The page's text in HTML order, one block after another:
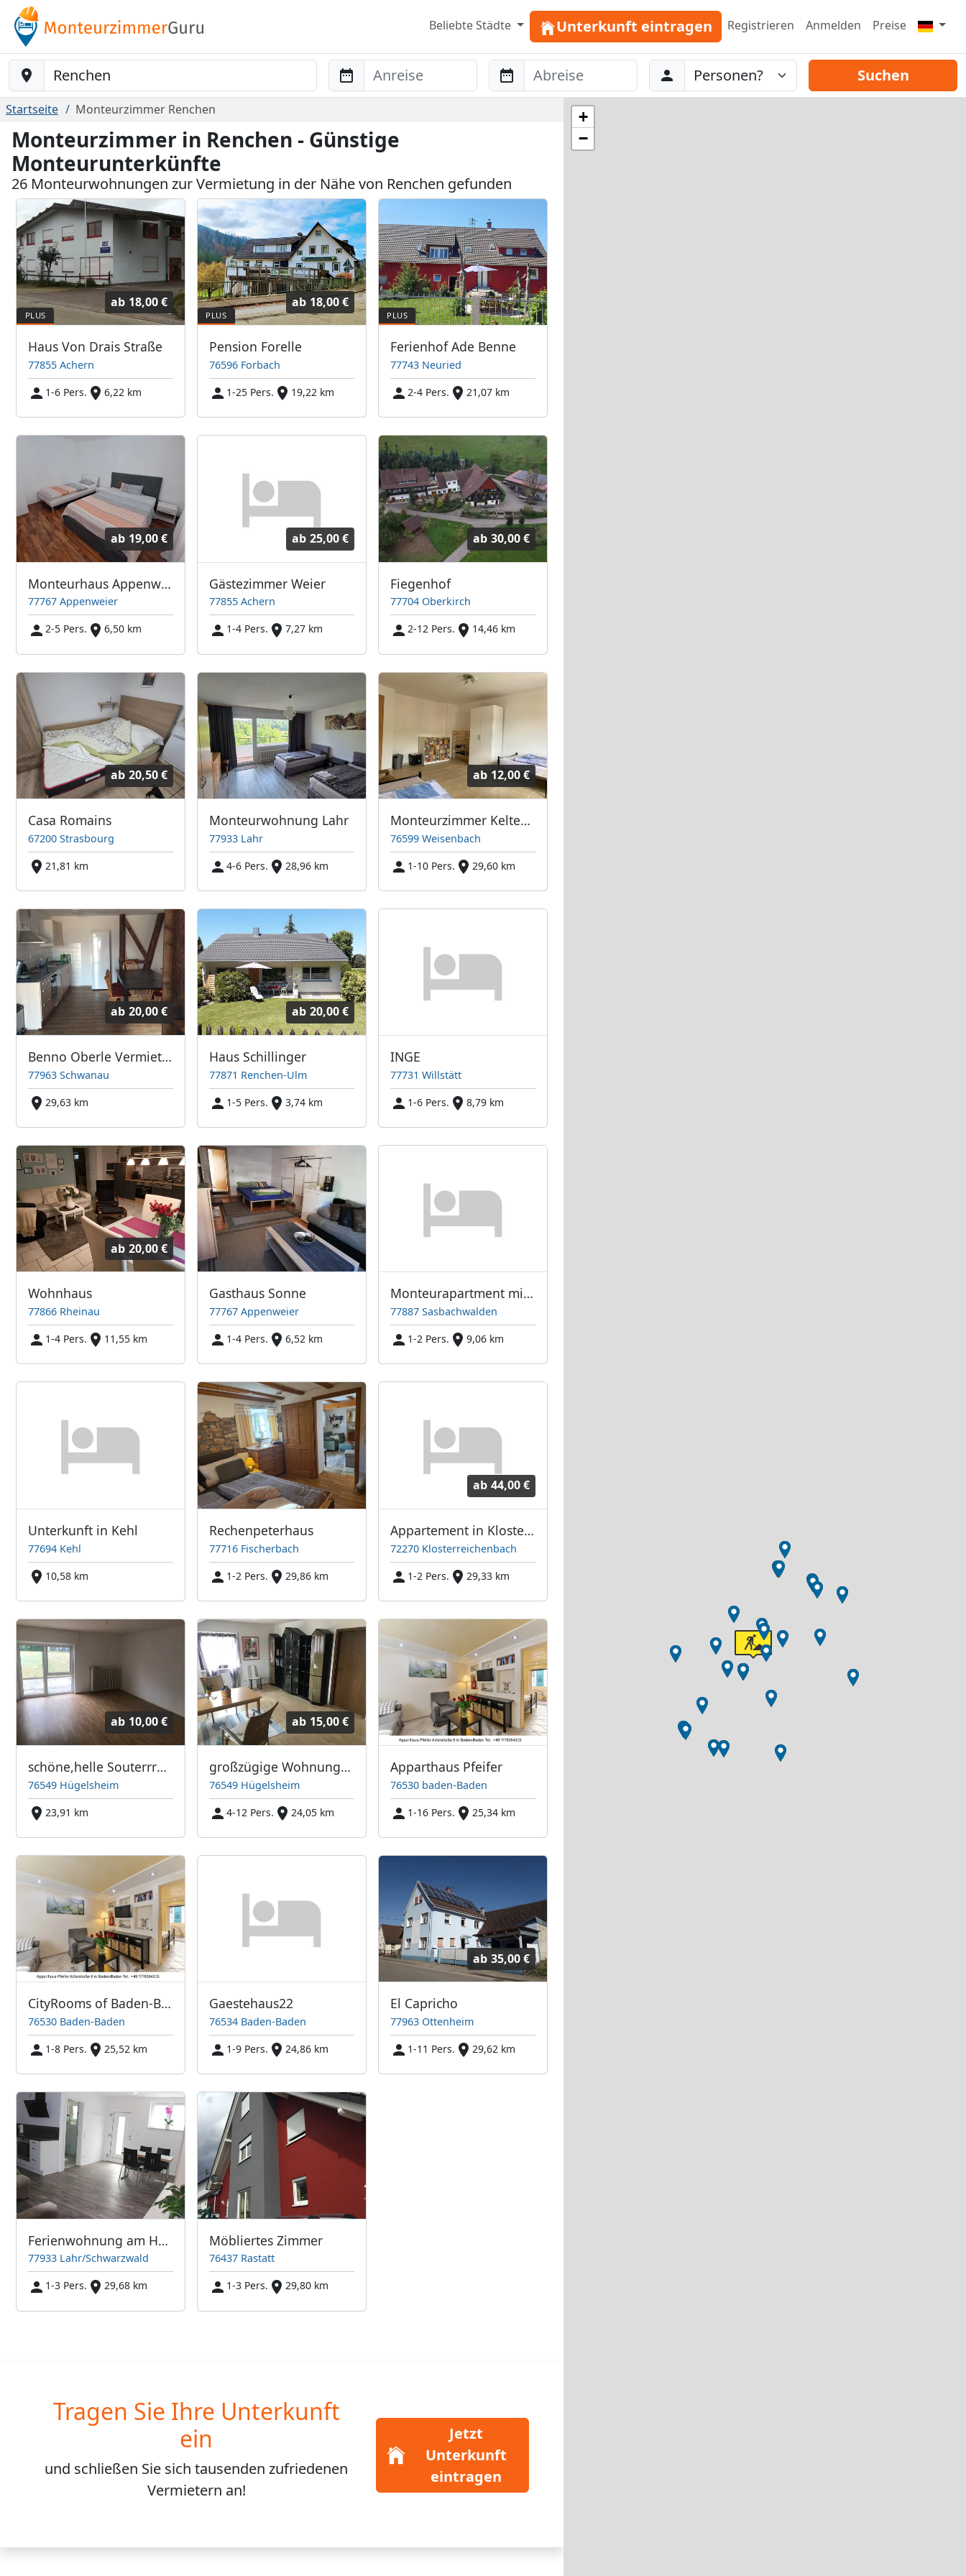
Beliebte Städte Unterkunft eintragen Registrieren Anmelden Preise
Baustelle-Location Anreise Abreise Abreise
Personen Suchen
Startseite Monteurzimmer Renchen
Monteurzimmer in Renchen - Günstige
Monteurunterkünfte
26 Monteurwohnungen zur Vermietung in der Nähe von Renchen gefunden
ab 18,00 €
Haus Von Drais Straße
77855 Achern
1-6 Pers.
6,22 km
ab 18,00 €
Pension Forelle
76596 Forbach
1-25 Pers.
19,22 km
Ferienhof Ade Benne
77743 Neuried
2-4 Pers.
21,07 km
ab 19,00 €
Monteurhaus Appenweier
77767 Appenweier
2-5 Pers.
6,50 km
ab 25,00 €
Gästezimmer Weier
77855 Achern
1-4 Pers.
7,27 km
ab 30,00 €
Fiegenhof
77704 Oberkirch
2-12 Pers.
14,46 km
ab 20,50 €
Casa Romains
67200 Strasbourg
21,81 km
Monteurwohnung Lahr
77933 Lahr
4-6 Pers.
28,96 km
ab 12,00 €
Monteurzimmer Kelterstrasse 9
76599 Weisenbach
1-10 Pers.
29,60 km
ab 20,00 €
Benno Oberle Vermietung
77963 Schwanau
29,63 km
ab 20,00 €
Haus Schillinger
77871 Renchen-Ulm
1-5 Pers.
3,74 km
INGE
77731 Willstätt
1-6 Pers.
8,79 km
ab 20,00 €
Wohnhaus
77866 Rheinau
1-4 Pers.
11,55 km
Gasthaus Sonne
77767 Appenweier
1-4 Pers.
6,52 km
Monteurapartment mit Hallenbadnutzung im Haus
77887 Sasbachwalden
1-2 Pers.
9,06 km
Unterkunft in Kehl
77694 Kehl
10,58 km
Rechenpeterhaus
77716 Fischerbach
1-2 Pers.
29,86 km
ab 44,00 €
Appartement in Klosterreichenbach
72270 Klosterreichenbach
1-2 Pers.
29,33 km
ab 10,00 €
schöne,helle Souterrrain-Wohnung mit Terrasse
76549 Hügelsheim
23,91 km
ab 15,00 €
großzügige Wohnung im Dachgeschoss
76549 Hügelsheim
4-12 Pers.
24,05 km
Apparthaus Pfeifer
76530 baden-Baden
1-16 Pers.
25,34 km
CityRooms of Baden-Baden
76530 Baden-Baden
1-8 Pers.
25,52 km
Gaestehaus22
76534 Baden-Baden
1-9 Pers.
24,86 km
ab 35,00 €
El Capricho
77963 Ottenheim
1-11 Pers.
29,62 km
Ferienwohnung am Hagendorn
77933 Lahr/Schwarzwald
1-3 Pers.
29,68 km
Möbliertes Zimmer
76437 Rastatt
1-3 Pers.
29,80 km
Tragen Sie Ihre Unterkunft
ein
und schließen Sie sichtausenden zufriedenen
Vermietern an!
Jetzt
Unterkunft
eintragen
+
−